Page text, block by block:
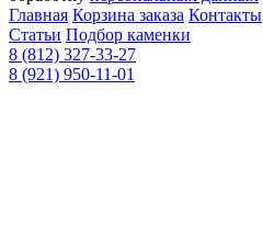
Главная Корзина заказа Контакты
Статьи Подбор каменки
8 (812) 327-33-27
8 (921) 950-11-01